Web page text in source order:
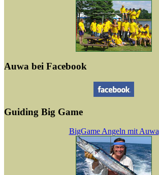
Auwa bei Facebook
Guiding Big Game
BigGame Angeln mit Auwa